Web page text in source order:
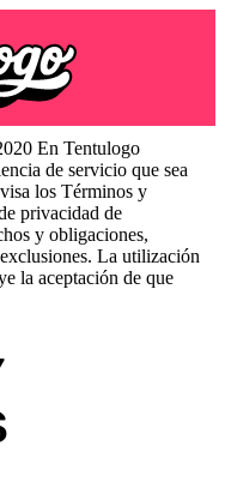
En Tentulogo
de servicio que sea
los Términos y
privacidad de
y obligaciones,
La utilización
la aceptación de que